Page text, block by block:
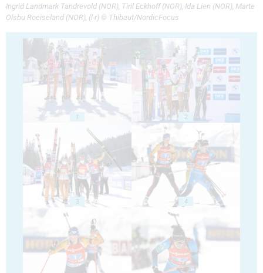
Ingrid Landmark Tandrevold (NOR), Tiril Eckhoff (NOR), Ida Lien (NOR), Marte
Olsbu Roeiseland (NOR), (l-r) © Thibaut/NordicFocus
1 2
3 4